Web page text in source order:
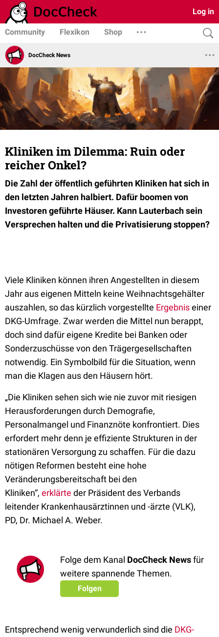
Log in
Community Flexikon Shop
DocCheck News
Kliniken im Dilemma: Ruin oder
reicher Onkel?
Die Zahl der öffentlich geführten Kliniken hat sich in
den letzten Jahren halbiert. Dafür boomen von
Investoren geführte Häuser. Kann Lauterbach sein
Versprechen halten und die Privatisierung stoppen?
Viele Kliniken können ihren Angestellten in diesem
Jahr aus eigenen Mitteln keine Weihnachtsgehälter
auszahlen, so das kürzlich vorgestellte Ergebniseiner
DKG-Umfrage. Zwar werden die Mittel nun berappt,
doch sind dafür eigene Kredite bei Banken oder
Sonderzuschüsse von den Trägergesellschaften
notwendig. Ein Symbolbild für die Situation, wenn
man die Klagen aus den Häusern hört.
„Die Kliniken sehen sich wie nie zuvor mit riesigen
Herausforderungen durch Demografie,
Personalmangel und Finanznöte konfrontiert. Dies
erfordert mehr denn je effiziente Strukturen in der
stationären Versorgung zu schaffen. Für die dazu
nötigen Reformen besteht eine hohe
Veränderungsbereitschaft bei den
Kliniken“, erklärte der Präsident des Verbands
leitender Krankenhausärztinnen und -ärzte (VLK),
PD, Dr. Michael A. Weber.
Folge dem Kanal DocCheck Newsfür
weitere spannende Themen.
Folgen
Entsprechend wenig verwunderlich sind die DKG-